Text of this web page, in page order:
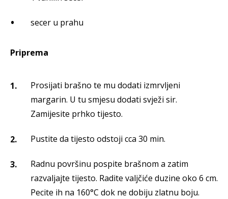
secer u prahu
Priprema
Prosijati brašno te mu dodati izmrvljeni
margarin. U tu smjesu dodati svježi sir.
Zamijesite prhko tijesto.
Pustite da tijesto odstoji cca 30 min.
Radnu površinu pospite brašnom a zatim
razvaljajte tijesto. Radite valjčiće duzine oko 6 cm.
Pecite ih na 160°C dok ne dobiju zlatnu boju.